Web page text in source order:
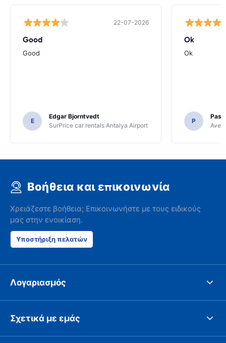
22-07-2026
Good
Good
E
Edgar Bjorntvedt
SurPrice car rentals Antalya Airport
Ok
Ok
P
Avec
Βοήθεια και επικοινωνία
Χρειάζεστε βοήθεια; Επικοινωνήστε με τους ειδικούς
μας στην ενοικίαση.
Υποστήριξη πελατών
Λογαριασμός
Σχετικά με εμάς